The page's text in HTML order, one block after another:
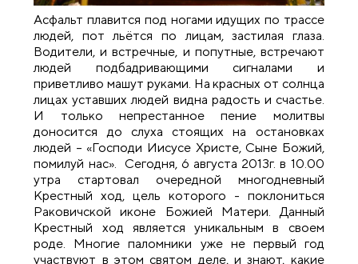
Асфальт плавится под ногами идущих по трассе
людей, пот льётся по лицам, застилая глаза.
Водители, и встречные, и попутные, встречают
людей подбадривающими сигналами и
приветливо машут руками. На красных от солнца
лицах уставших людей видна радость и счастье.
И только непрестанное пение молитвы
доносится до слуха стоящих на остановках
людей – «Господи Иисусе Христе, Сыне Божий,
помилуй нас». Сегодня, 6 августа 2013г. в 10.00
утра стартовал очередной многодневный
Крестный ход, цель которого - поклониться
Раковичской иконе Божией Матери. Данный
Крестный ход является уникальным в своем
роде. Многие паломники уже не первый год
участвуют в этом святом деле, и знают, какие